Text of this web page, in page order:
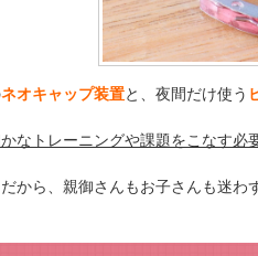
ネオキャップ装置と、夜間だけ使う
なトレーニングや課題をこなす必
から、親御さんもお子さんも迷わ